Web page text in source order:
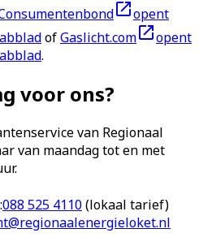
opent
ofGaslicht.com
opent
.
voor ons?
van Regionaal
van maandag tot en met
088 525 4110(lokaal tarief)